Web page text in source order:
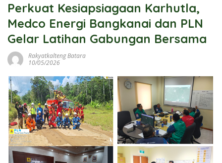
Perkuat Kesiapsiagaan Karhutla,
Medco Energi Bangkanai dan PLN
Gelar Latihan Gabungan Bersama
Rakyatkalteng Batara
10/05/2026